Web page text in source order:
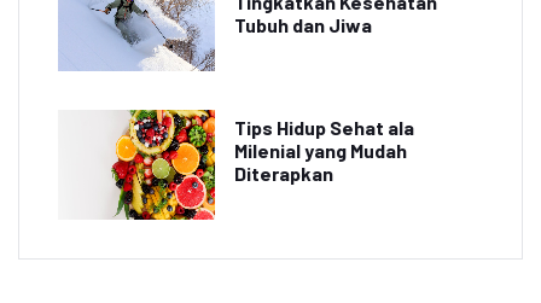
Tubuh dan Jiwa
Tips Hidup Sehat ala
Milenial yang Mudah
Diterapkan